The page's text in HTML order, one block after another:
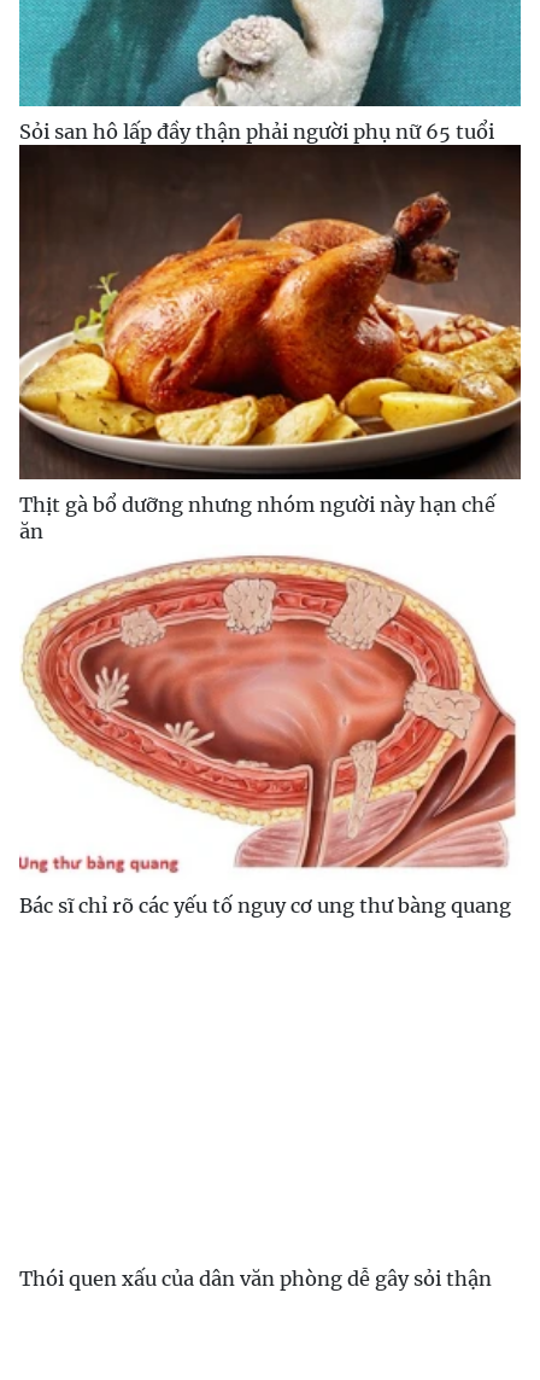
Sỏi san hô lấp đầy thận phải người phụ nữ 65 tuổi
Thịt gà bổ dưỡng nhưng nhóm người này hạn chế
ăn
Bác sĩ chỉ rõ các yếu tố nguy cơ ung thư bàng quang
Thói quen xấu của dân văn phòng dễ gây sỏi thận